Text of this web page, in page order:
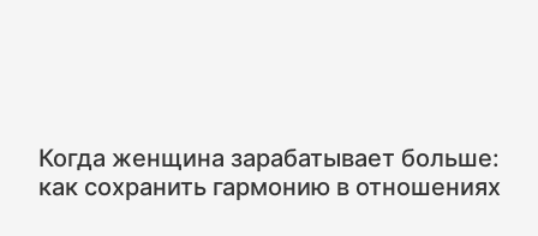
Когда женщина зарабатывает больше:
как сохранить гармонию в отношениях